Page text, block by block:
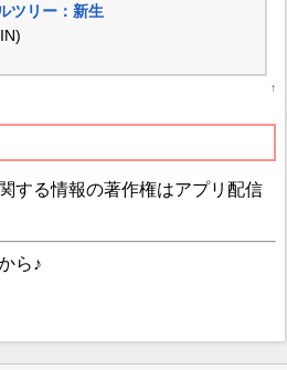
ツリー：新生
↑
する情報の著作権はアプリ配信
ら♪